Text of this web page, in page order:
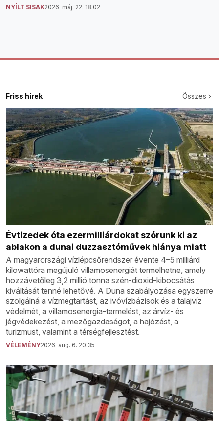
NYÍLT SISAK2026. máj. 22. 18:02
Friss hírek Összes
Évtizedek óta ezermilliárdokat szórunk ki az
ablakon a dunai duzzasztóművek hiánya miatt
A magyarországi vízlépcsőrendszer évente 4–5 milliárd
kilowattóra megújuló villamosenergiát termelhetne, amely
hozzávetőleg 3,2 millió tonna szén-dioxid-kibocsátás
kiváltását tenné lehetővé. A Duna szabályozása egyszerre
szolgálná a vízmegtartást, az ivóvízbázisok és a talajvíz
védelmét, a villamosenergia-termelést, az árvíz- és
jégvédekezést, a mezőgazdaságot, a hajózást, a
turizmust, valamint a térségfejlesztést.
VÉLEMÉNY2026. aug. 6. 20:35